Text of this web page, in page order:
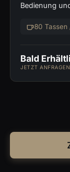
Bedienung
80 Tassen
Bald
JETZT ANFRAGEN